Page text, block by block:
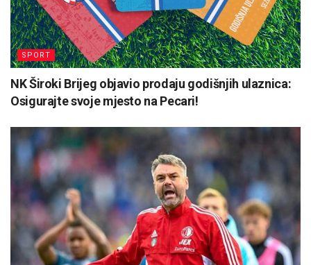
SPORT
NK Široki Brijeg objavio prodaju godišnjih ulaznica:
Osigurajte svoje mjesto na Pecari!